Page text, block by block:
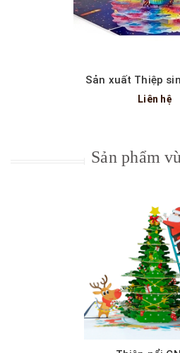
Sản xuất Thiệp
Liên hệ
Sản phẩm